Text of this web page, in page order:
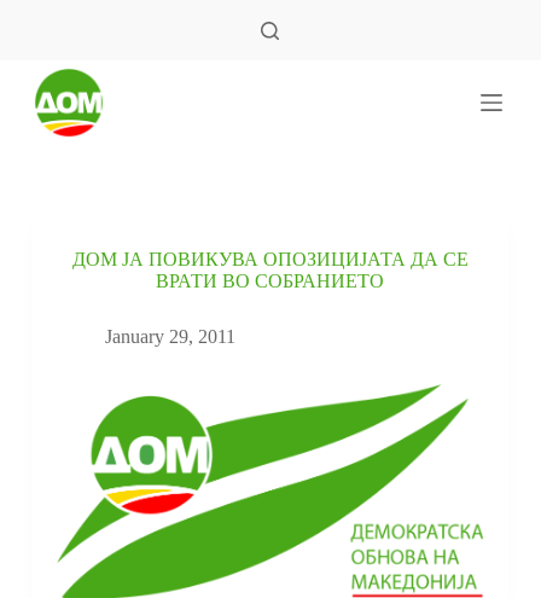
ДОМ ЈА ПОВИКУВА ОПОЗИЦИЈАТА ДА СЕ
ВРАТИ ВО СОБРАНИЕТО
January 29, 2011